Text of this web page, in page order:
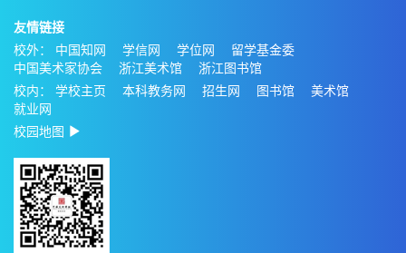
友情链接
校外： 中国知网 学信网 学位网
留学基金委
中国美术家协会
浙江美术馆
浙江图书馆
校内： 学校主页 本科教务网 招生网 图书馆
美术馆
就业网
校园地图